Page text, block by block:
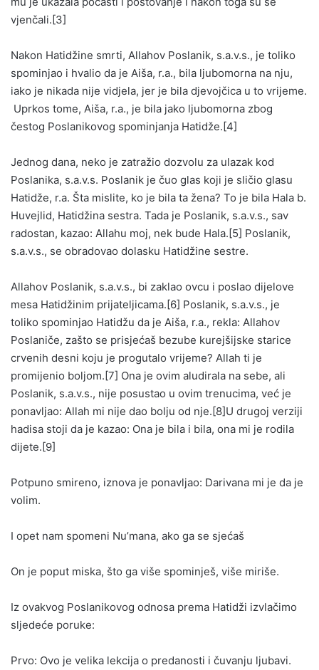
vjenčali.[3]
Nakon Hatidžine smrti, Allahov Poslanik, s.a.v.s., je toliko
spominjao i hvalio da je Aiša, r.a., bila ljubomorna na nju,
iako je nikada nije vidjela, jer je bila djevojčica u to vrijeme.
Uprkos tome, Aiša, r.a., je bila jako ljubomorna zbog
čestog Poslanikovog spominjanja Hatidže.[4]
Jednog dana, neko je zatražio dozvolu za ulazak kod
Poslanika, s.a.v.s. Poslanik je čuo glas koji je sličio glasu
Hatidže, r.a. Šta mislite, ko je bila ta žena? To je bila Hala b.
Huvejlid, Hatidžina sestra. Tada je Poslanik, s.a.v.s., sav
radostan, kazao: Allahu moj, nek bude Hala.[5] Poslanik,
s.a.v.s., se obradovao dolasku Hatidžine sestre.
Allahov Poslanik, s.a.v.s., bi zaklao ovcu i poslao dijelove
mesa Hatidžinim prijateljicama.[6] Poslanik, s.a.v.s., je
toliko spominjao Hatidžu da je Aiša, r.a., rekla: Allahov
Poslaniče, zašto se prisjećaš bezube kurejšijske starice
crvenih desni koju je progutalo vrijeme? Allah ti je
promijenio boljom.[7] Ona je ovim aludirala na sebe, ali
Poslanik, s.a.v.s., nije posustao u ovim trenucima, već je
ponavljao: Allah mi nije dao bolju od nje.[8]U drugoj verziji
hadisa stoji da je kazao: Ona je bila i bila, ona mi je rodila
dijete.[9]
Potpuno smireno, iznova je ponavljao: Darivana mi je da je
volim.
I opet nam spomeni Nu’mana, ako ga se sjećaš
On je poput miska, što ga više spominješ, više miriše.
Iz ovakvog Poslanikovog odnosa prema Hatidži izvlačimo
sljedeće poruke:
Prvo: Ovo je velika lekcija o predanosti i čuvanju ljubavi.